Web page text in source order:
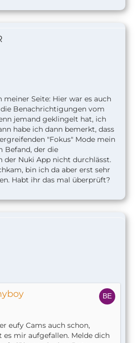
meiner Seite: Hier war es auch
die Benachrichtigungen vom
jemand geklingelt hat, ich
habe ich dann bemerkt, dass
"Fokus" Mode mein
Befand, der die
der Nuki App nicht durchlässt.
bin ich da aber erst sehr
Habt ihr das mal überprüft?
eufy Cams auch schon,
es mir aufgefallen. Melde dich